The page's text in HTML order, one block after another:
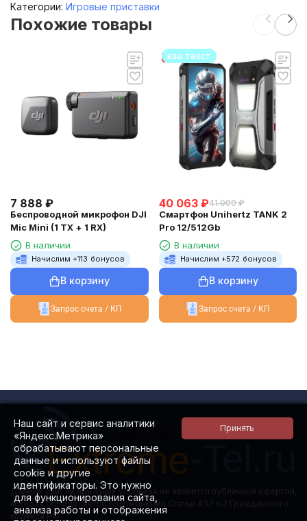
Категории: Игровые приставки
Похожие товары
7 888 ₽
Беспроводной микрофон DJI
Mic Mini (1 TX + 1 RX)
В наличии
Начислим +113 бонусов
В корзину
Запрос счета / КП
ваш текст
40 063 ₽41 000 ₽
Смартфон Unihertz TANK 2
Pro 12/512Gb
В наличии
Начислим +572 бонусов
В корзину
Запрос счета / КП
Данный сайт ни при каких условиях не является публичной офертой,
которая определяется положениями Статьи 437 п.2 Гражданского
кодекса РФ.
Наш сайт и сервис аналитики
«Яндекс.Метрика»
обрабатывают персональные
данные и используют файлы
cookie и другие
идентификаторы. Это нужно
для функционирования сайта,
анализа работы и отображения